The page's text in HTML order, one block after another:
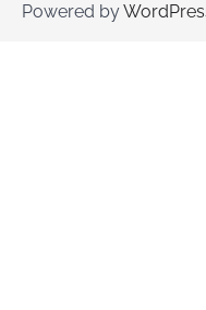
Powered by